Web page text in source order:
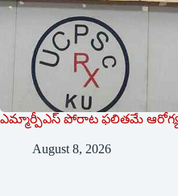
ఎమ్మార్పీఎస్ పోరాట ఫలితమే
August 8, 2026